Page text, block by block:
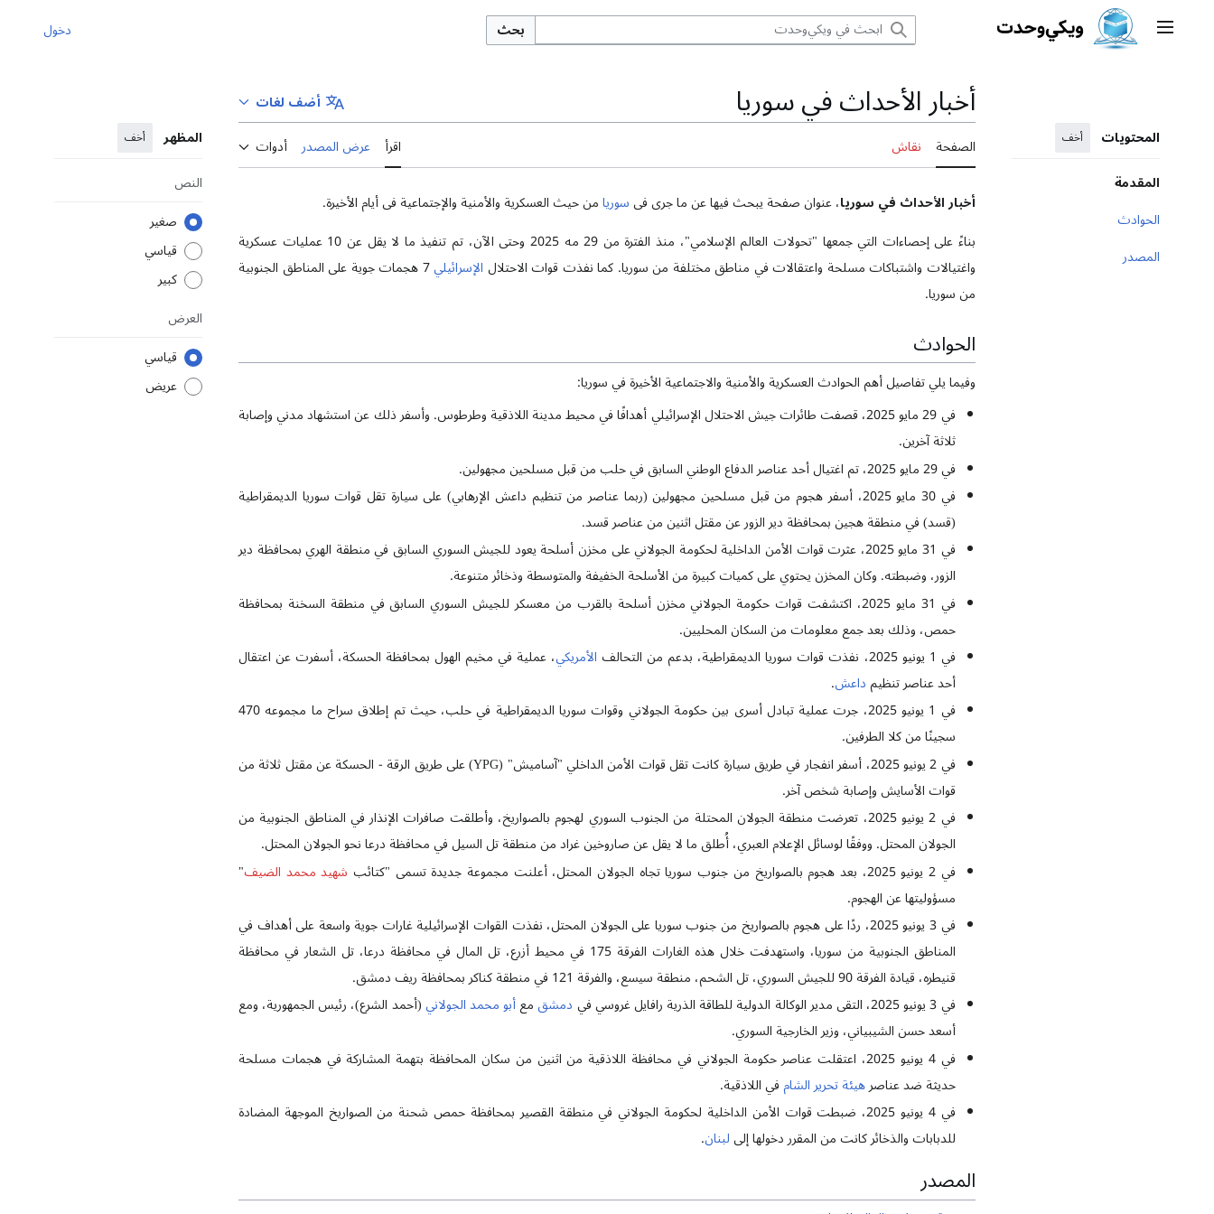
القائمة الرئيسية بحث دخول
المحتويات أخف
المقدمة
الحوادث
المصدر
أخبار الأحداث في سوريا
أضف لغات
الصفحة
نقاش اقرأ عرض المصدر أدوات المظهر أخف
النص
صغير
قياسي
كبير
العرض
قياسي
عريض
أخبار الأحداث في سوريا، عنوان صفحة یبحث فیها عن ما جری فیسوریامن حیث العسکریة والأمنیة والإجتماعیة فی أیام الأخیرة.
بناءً على إحصاءات التي جمعها "تحولات العالم الإسلامي"، منذ الفترة من 29 مه 2025 وحتى الآن، تم تنفيذ ما لا يقل عن 10 عمليات عسكرية
واغتيالات واشتباكات مسلحة واعتقالات في مناطق مختلفة من سوريا. كما نفذت قوات الاحتلال الإسرائيلي 7 هجمات جوية على المناطق الجنوبية
من سوريا.
الحوادث
وفيما يلي تفاصيل أهم الحوادث العسكرية والأمنية والاجتماعية الأخيرة في سوريا:
في 29 مايو 2025، قصفت طائرات جيش الاحتلال الإسرائيلي أهدافًا في محيط مدينة اللاذقية وطرطوس. وأسفر ذلك عن استشهاد مدني وإصابة
ثلاثة آخرين.
في 29 مايو 2025، تم اغتيال أحد عناصر الدفاع الوطني السابق في حلب من قبل مسلحين مجهولين.
في 30 مايو 2025، أسفر هجوم من قبل مسلحين مجهولين (ربما عناصر من تنظيم داعش الإرهابي) على سيارة تقل قوات سوريا الديمقراطية
(قسد) في منطقة هجين بمحافظة دير الزور عن مقتل اثنين من عناصر قسد.
في 31 مايو 2025، عثرت قوات الأمن الداخلية لحكومة الجولاني على مخزن أسلحة يعود للجيش السوري السابق في منطقة الهري بمحافظة دير
الزور، وضبطته. وكان المخزن يحتوي على كميات كبيرة من الأسلحة الخفيفة والمتوسطة وذخائر متنوعة.
في 31 مايو 2025، اكتشفت قوات حكومة الجولاني مخزن أسلحة بالقرب من معسكر للجيش السوري السابق في منطقة السخنة بمحافظة
حمص، وذلك بعد جمع معلومات من السكان المحليين.
في 1 يونيو 2025، نفذت قوات سوريا الديمقراطية، بدعم من التحالف
الأمريكي، عملية في مخيم الهول بمحافظة الحسكة، أسفرت عن اعتقال
أحد عناصر تنظيمداعش.
في 1 يونيو 2025، جرت عملية تبادل أسرى بين حكومة الجولاني وقوات سوريا الديمقراطية في حلب، حيث تم إطلاق سراح ما مجموعه 470
سجينًا من كلا الطرفين.
في 2 يونيو 2025، أسفر انفجار في طريق سيارة كانت تقل قوات الأمن الداخلي "آساميش" (YPG) على طريق الرقة - الحسكة عن مقتل ثلاثة من
قوات الأسايش وإصابة شخص آخر.
في 2 يونيو 2025، تعرضت منطقة الجولان المحتلة من الجنوب السوري لهجوم بالصواريخ، وأطلقت صافرات الإنذار في المناطق الجنوبية من
الجولان المحتل. ووفقًا لوسائل الإعلام العبري، أُطلق ما لا يقل عن صاروخين غراد من منطقة تل السيل في محافظة درعا نحو الجولان المحتل.
في 2 يونيو 2025، بعد هجوم بالصواريخ من جنوب سوريا تجاه الجولان المحتل، أعلنت مجموعة جديدة تسمى "كتائب
شهيد محمد الضيف"
مسؤوليتها عن الهجوم.
في 3 يونيو 2025، ردًا على هجوم بالصواريخ من جنوب سوريا على الجولان المحتل، نفذت القوات الإسرائيلية غارات جوية واسعة على أهداف في
المناطق الجنوبية من سوريا، واستهدفت خلال هذه الغارات الفرقة 175 في محيط أزرع، تل المال في محافظة درعا، تل الشعار في محافظة
قنيطره، قيادة الفرقة 90 للجيش السوري، تل الشحم، منطقة سيسع، والفرقة 121 في منطقة كناكر بمحافظة ريف دمشق.
في 3 يونيو 2025، التقى مدير الوكالة الدولية للطاقة الذرية رافايل غروسي في
دمشقمعأبو محمد الجولاني(أحمد الشرع)، رئيس الجمهورية، ومع
أسعد حسن الشيبياني، وزير الخارجية السوري.
في 4 يونيو 2025، اعتقلت عناصر حكومة الجولاني في محافظة اللاذقية من اثنين من سكان المحافظة بتهمة المشاركة في هجمات مسلحة
حديثة ضد عناصرهيئة تحرير الشامفي اللاذقية.
في 4 يونيو 2025، ضبطت قوات الأمن الداخلية لحكومة الجولاني في منطقة القصير بمحافظة حمص شحنة من الصواريخ الموجهة المضادة
للدبابات والذخائر كانت من المقرر دخولها إلىلبنان.
المصدر